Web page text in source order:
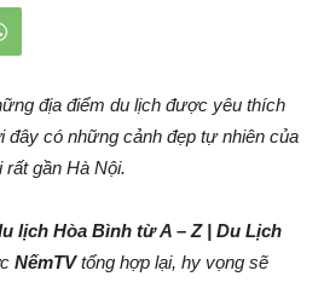
địa điểm du lịch được yêu thích
đây có những cảnh đẹp tự nhiên của
gần Hà Nội.
lịch Hòa Bình từ A – Z | Du Lịch
NếmTVtổng hợp lại, hy vọng sẽ